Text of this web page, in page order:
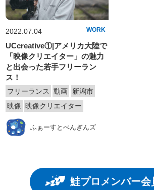
2022.07.04 WORK
UCcreative①|アメリカ大陸で
「映像クリエイター」の魅力
と出会った若手フリーラン
ス！
フリーランス 動画
新潟市
映像 映像クリエイター
ふぁーすとぺんぎんズ
鮭プロメンバー会